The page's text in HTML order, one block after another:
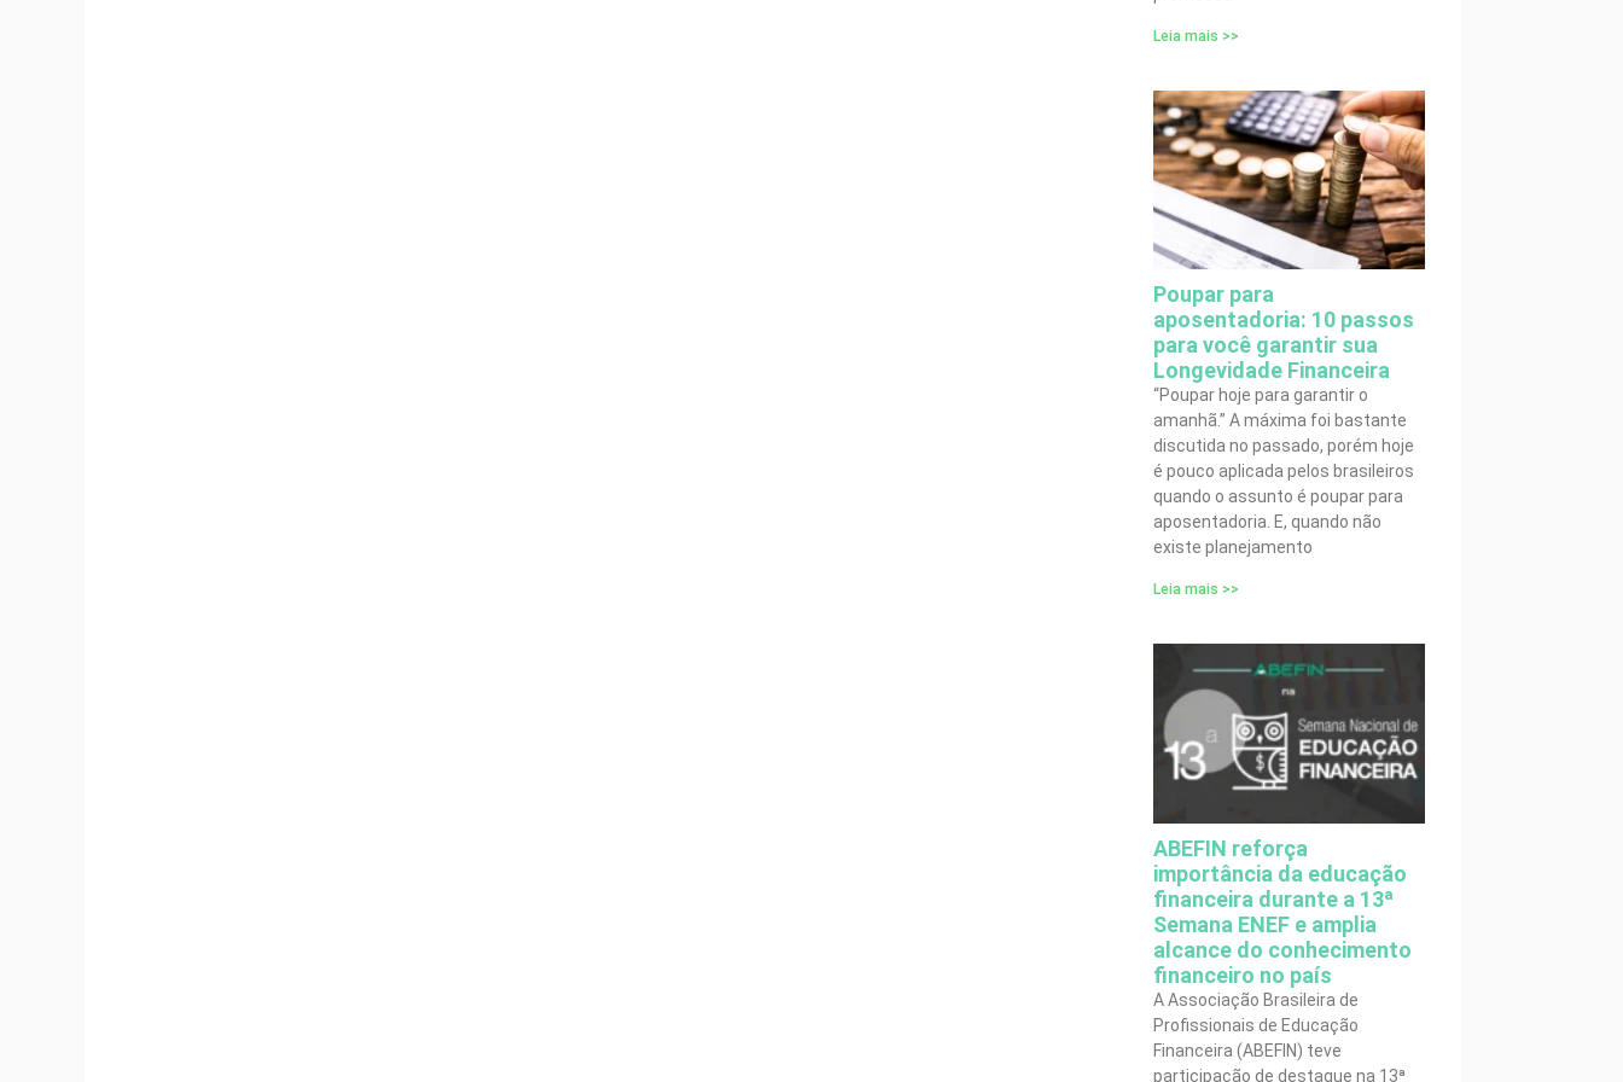
Leia mais >>
Poupar para
aposentadoria: 10 passos
para você garantir sua
Longevidade Financeira
“Poupar hoje para garantir o
amanhã.” A máxima foi bastante
discutida no passado, porém hoje
é pouco aplicada pelos brasileiros
quando o assunto é poupar para
aposentadoria. E, quando não
existe planejamento
Leia mais >>
ABEFIN reforça
importância da educação
financeira durante a 13ª
Semana ENEF e amplia
alcance do conhecimento
financeiro no país
A Associação Brasileira de
Profissionais de Educação
Financeira (ABEFIN) teve
participação de destaque na 13ª